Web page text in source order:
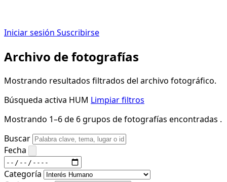
Iniciar sesión Suscribirse
Archivo de fotografías
Mostrando resultados filtrados del archivo fotográfico.
Búsqueda activa HUM Limpiar filtros
Mostrando 1–6 de 6 grupos de fotografías encontradas .
Buscar
Fecha
Categoría